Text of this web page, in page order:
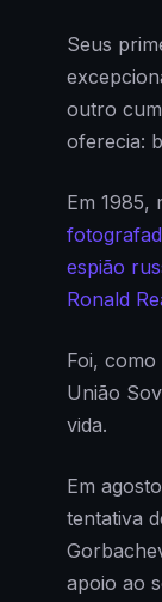
Seus
outro
oferecia:
Em 1985,
espião
Ronald
Foi,
União
vida.
Em
tentativa
apoio ao